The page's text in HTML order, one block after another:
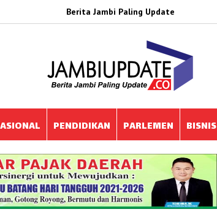
Berita Jambi Paling Update
PENDIDIKAN PARLEMEN BISNIS